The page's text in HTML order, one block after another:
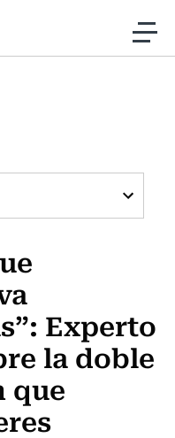
contenido
Experto
la doble
que